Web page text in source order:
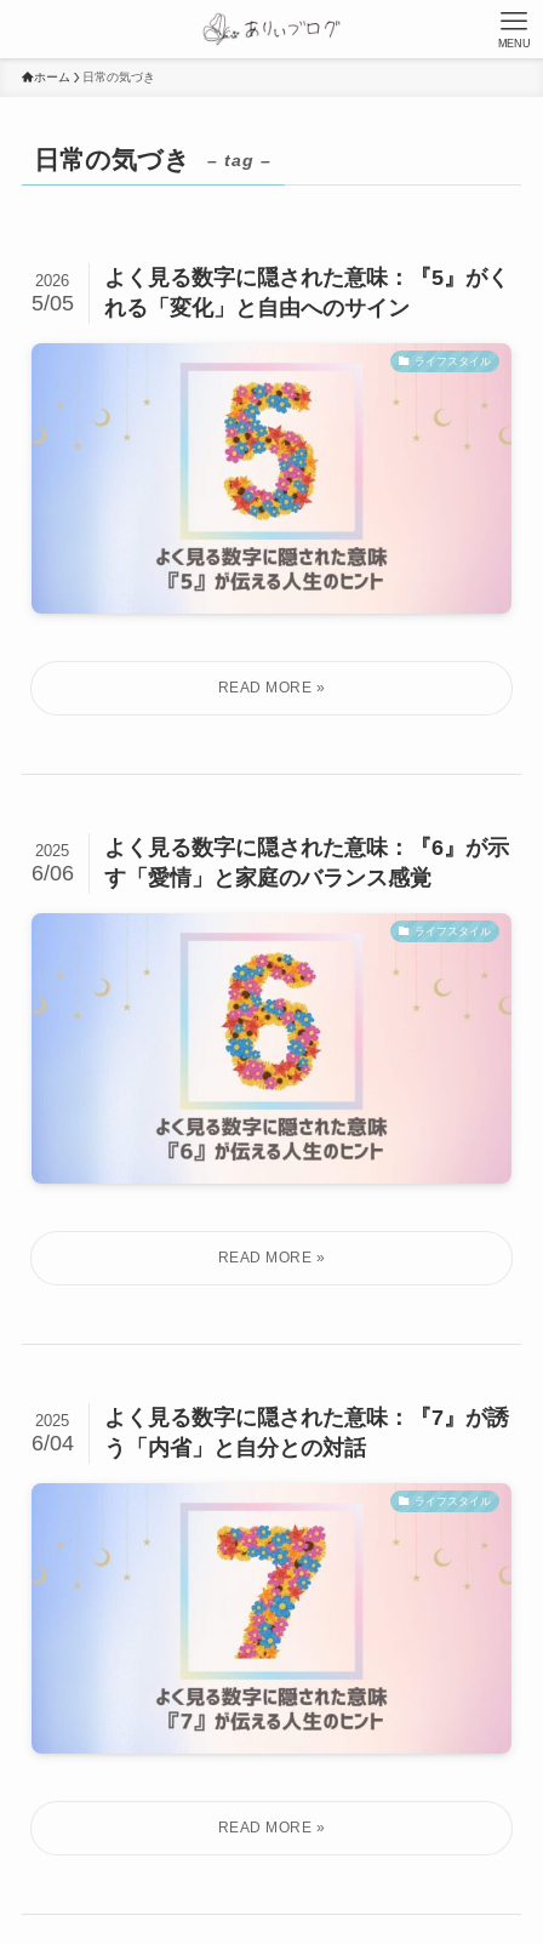
MENU
ホーム 日常の気づき
日常の気づき – tag –
よく見る数字に隠された意味：『5』がく
れる「変化」と自由へのサイン
2026
5/05
ライフスタイル
よく見る数字に隠された意味：『6』が示
す「愛情」と家庭のバランス感覚
2025
6/06
ライフスタイル
よく見る数字に隠された意味：『7』が誘
う「内省」と自分との対話
2025
6/04
ライフスタイル